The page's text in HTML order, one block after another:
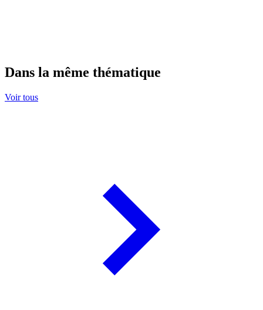
Dans la même thématique
Voir tous